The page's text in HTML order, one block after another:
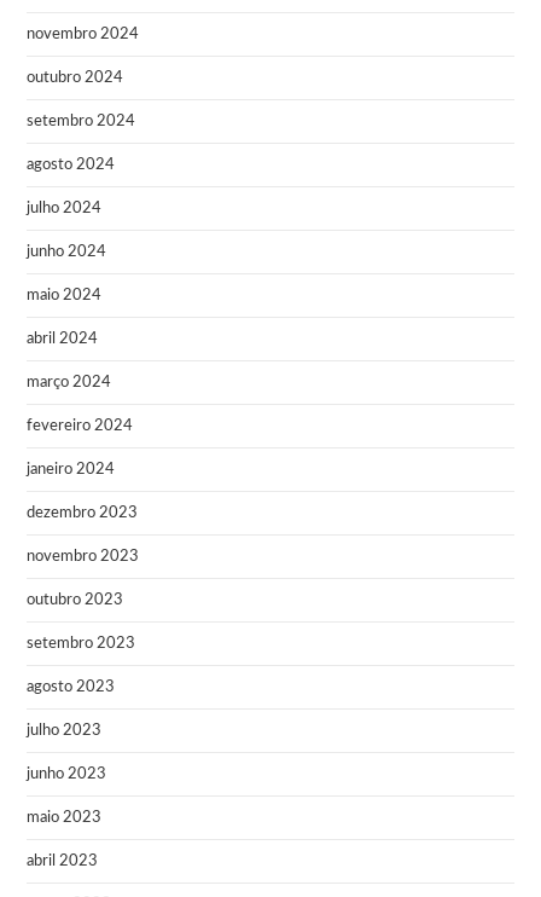
novembro 2024
outubro 2024
setembro 2024
agosto 2024
julho 2024
junho 2024
maio 2024
abril 2024
março 2024
fevereiro 2024
janeiro 2024
dezembro 2023
novembro 2023
outubro 2023
setembro 2023
agosto 2023
julho 2023
junho 2023
maio 2023
abril 2023